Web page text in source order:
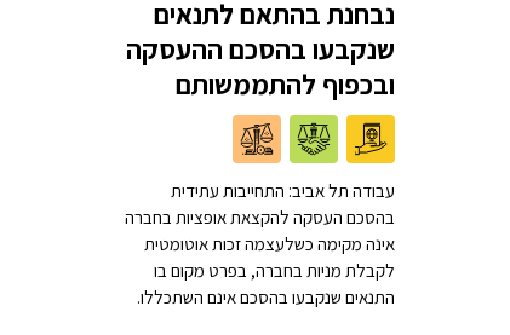
נבחנת בהתאם לתנאים
שנקבעו בהסכם ההעסקה
ובכפוף להתממשותם
עבודה תל אביב: התחייבות עתידית
בהסכם העסקה להקצאת אופציות בחברה
אינה מקימה כשלעצמה זכות אוטומטית
לקבלת מניות בחברה, בפרט מקום בו
התנאים שנקבעו בהסכם אינם השתכללו.